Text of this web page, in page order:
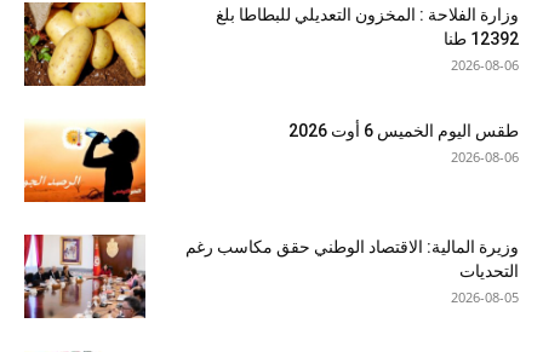
وزارة الفلاحة : المخزون التعديلي للبطاطا بلغ
12392 طنا
2026-08-06
طقس اليوم الخميس 6 أوت 2026
2026-08-06
وزيرة المالية: الاقتصاد الوطني حقق مكاسب رغم
التحديات
2026-08-05